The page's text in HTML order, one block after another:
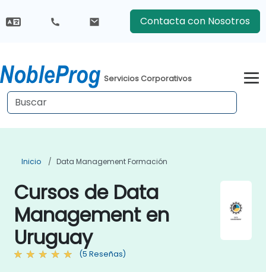
Contacta con Nosotros
Servicios Corporativos
Inicio Data Management Formación
Cursos de Data
Management en
Uruguay
(5 Reseñas)